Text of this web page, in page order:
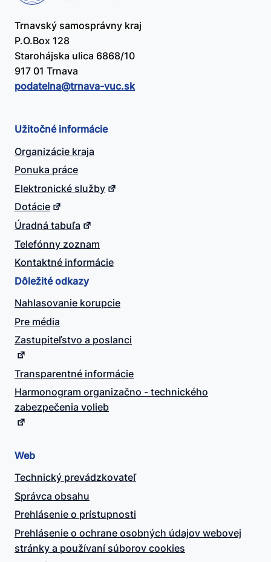
Trnavský samosprávny kraj
P.O.Box 128
Starohájska ulica 6868/10
917 01 Trnava
podatelna@​trnava-vuc.sk
Užitočné informácie
Organizácie kraja
Ponuka práce
Elektronické služby
Dotácie
Úradná tabuľa
Telefónny zoznam
Kontaktné informácie
Dôležité odkazy
Nahlasovanie korupcie
Pre média
Zastupiteľstvo a poslanci
Transparentné informácie
Harmonogram organizačno - technického
zabezpečenia volieb
Web
Technický prevádzkovateľ
Správca obsahu
Prehlásenie o prístupnosti
Prehlásenie o ochrane osobných údajov webovej
stránky a používaní súborov cookies